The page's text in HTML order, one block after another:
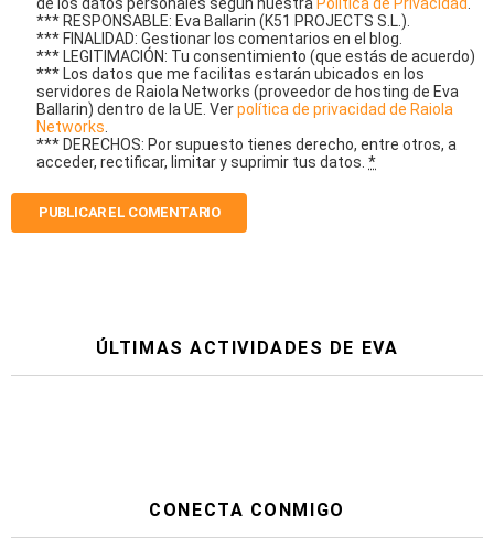
de los datos personales según nuestra Política de Privacidad.
*** RESPONSABLE: Eva Ballarin (K51 PROJECTS S.L.).
*** FINALIDAD: Gestionar los comentarios en el blog.
*** LEGITIMACIÓN: Tu consentimiento (que estás de acuerdo)
*** Los datos que me facilitas estarán ubicados en los
servidores de Raiola Networks (proveedor de hosting de Eva
Ballarin) dentro de la UE. Verpolítica de privacidad de Raiola
Networks.
*** DERECHOS: Por supuesto tienes derecho, entre otros, a
acceder, rectificar, limitar y suprimir tus datos. *
ÚLTIMAS ACTIVIDADES DE EVA
CONECTA CONMIGO